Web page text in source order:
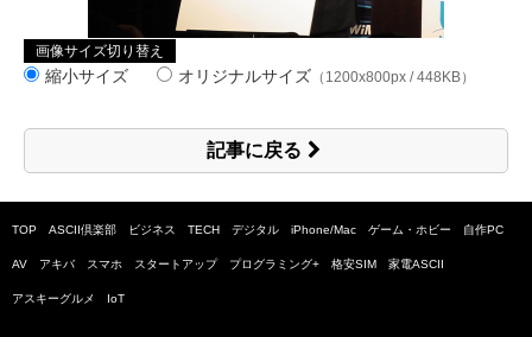
画像サイズ切り替え
縮小サイズ オリジナルサイズ （1200x800px / 448KB）
記事に戻る
TOP ASCII倶楽部 ビジネス TECH デジタル iPhone/Mac ゲーム・ホビー 自作PC
AV アキバ スマホ スタートアップ プログラミング+ 格安SIM 家電ASCII
アスキーグルメ IoT